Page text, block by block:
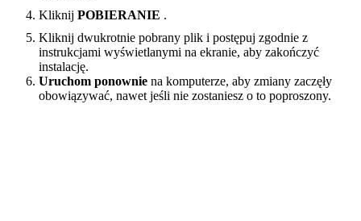
Kliknij POBIERANIE .
Kliknij dwukrotnie pobrany plik i postępuj zgodnie z
instrukcjami wyświetlanymi na ekranie, aby zakończyć
instalację.
Uruchom ponownie na komputerze, aby zmiany zaczęły
obowiązywać, nawet jeśli nie zostaniesz o to poproszony.